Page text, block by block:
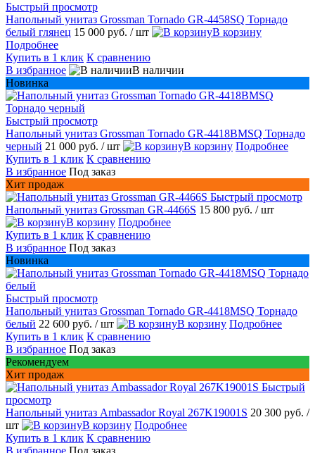
Быстрый просмотр
Напольный унитаз Grossman Tornado GR-4458SQ Торнадо
белый глянец 15 000 руб. / шт
В корзину
Подробнее
Купить в 1 клик К сравнению
В избранное
В наличии
Новинка
Быстрый просмотр
Напольный унитаз Grossman Tornado GR-4418BMSQ Торнадо
черный 21 000 руб. / шт В корзину Подробнее
Купить в 1 клик К сравнению
В избранное Под заказ
Хит продаж
Быстрый просмотр
Напольный унитаз Grossman GR-4466S 15 800 руб. / шт
В корзину Подробнее
Купить в 1 клик К сравнению
В избранное Под заказ
Новинка
Быстрый просмотр
Напольный унитаз Grossman Tornado GR-4418MSQ Торнадо
белый 22 600 руб. / шт В корзину Подробнее
Купить в 1 клик К сравнению
В избранное Под заказ
Рекомендуем
Хит продаж
Быстрый
просмотр
Напольный унитаз Ambassador Royal 267K19001S 20 300 руб. /
шт
В корзину Подробнее
Купить в 1 клик К сравнению